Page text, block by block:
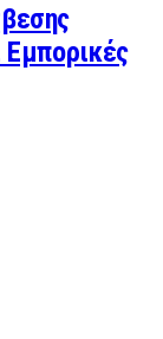
Εμπορικές